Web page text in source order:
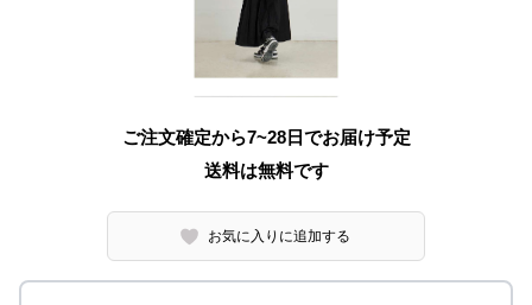
ご注文確定から7~28日でお届け予定
送料は無料です
お気に入りに追加する